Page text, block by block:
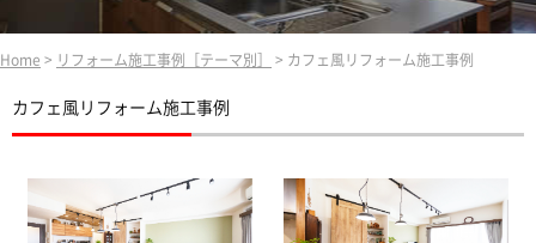
Home > リフォーム施工事例［テーマ別］ > カフェ風リフォーム施工事例
カフェ風リフォーム施工事例